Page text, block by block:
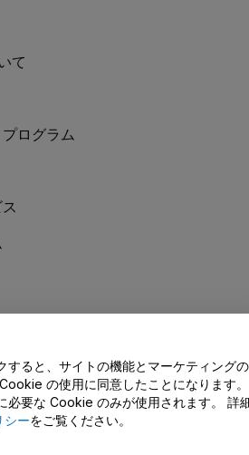
て
ログラム
/ こちらまでご連絡下さい
すると、サイトの機能とマーケティング
の使用に同意したことになります。
必要な Cookie のみが使用されます。 詳
ーをご覧ください。